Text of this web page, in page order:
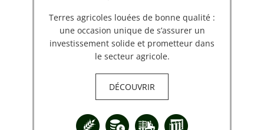
Terres agricoles louées de bonne qualité :
une occasion unique de s’assurer un
investissement solide et prometteur dans
le secteur agricole.
DÉCOUVRIR